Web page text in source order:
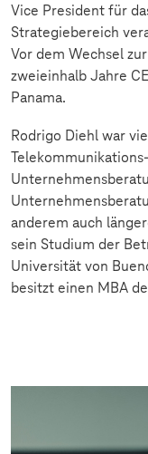
Vice President für
Strategiebereich
Vor dem Wechsel
zweieinhalb Jahre
Panama.
Rodrigo Diehl war
anderem auch
sein Studium der
Universität von
besitzt einen MBA